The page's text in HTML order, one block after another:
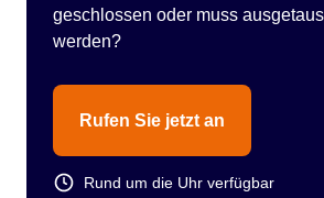
geschlossen oder muss
werden?
Rufen Sie jetzt an
Rund um die Uhr verfügbar